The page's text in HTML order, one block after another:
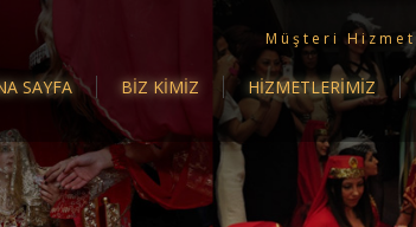
Müşteri
SAYFA BİZ KİMİZ HİZMETLERİMİZ